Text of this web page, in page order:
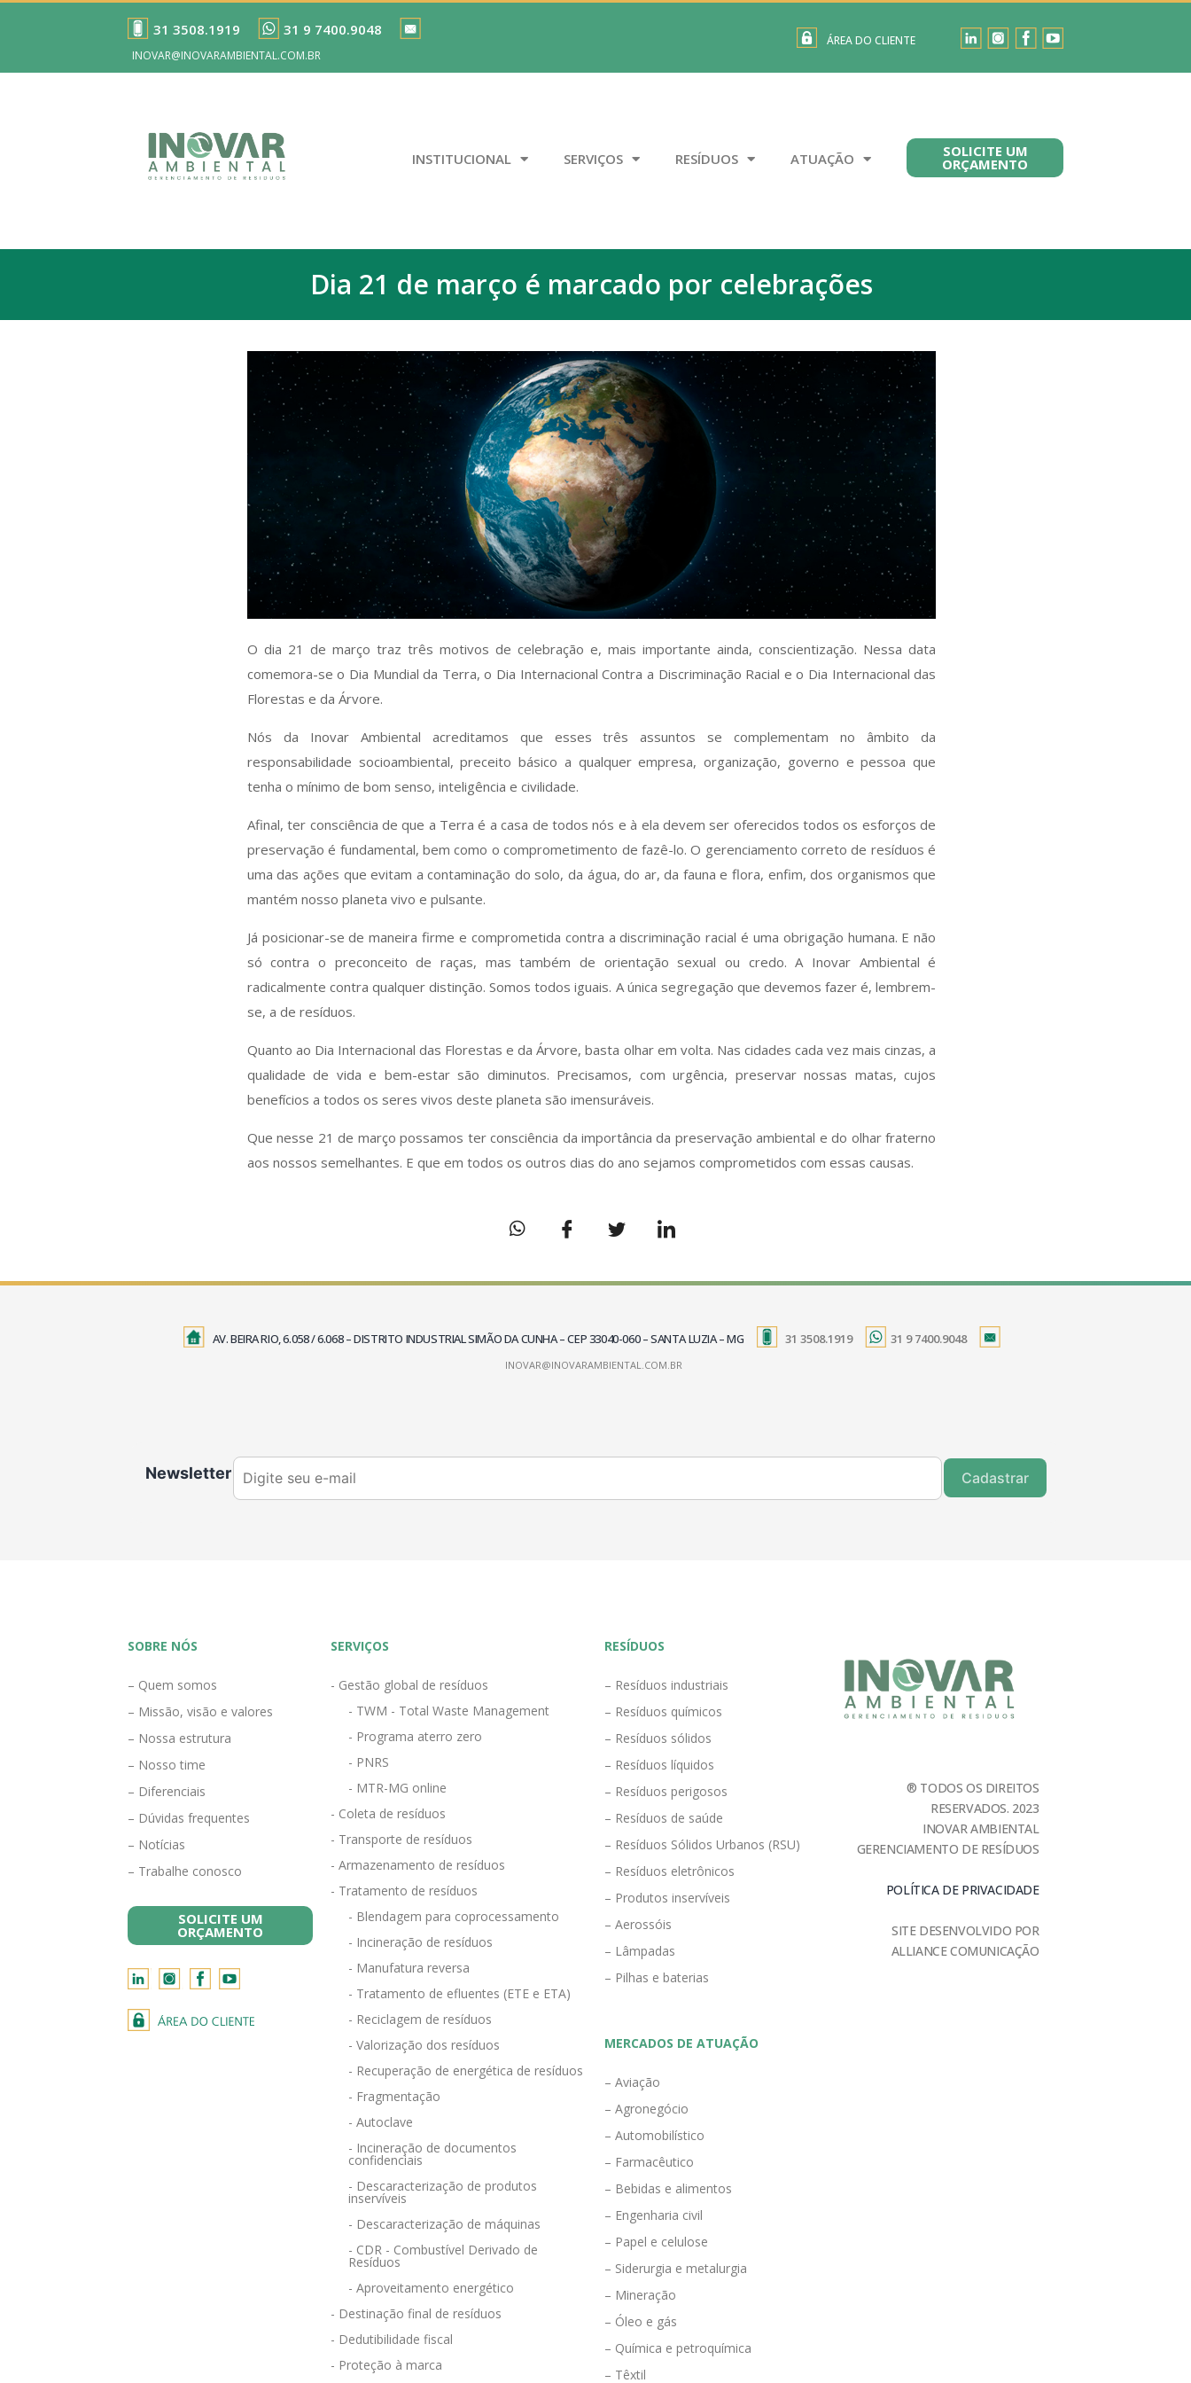
31 3508.1919 31 9 7400.9048
INOVAR@INOVARAMBIENTAL.COM.BR
ÁREA DO CLIENTE
INSTITUCIONAL SERVIÇOS RESÍDUOS ATUAÇÃO SOLICITE UM
ORÇAMENTO
Dia 21 de março é marcado por celebrações
O dia 21 de março traz três motivos de celebração e, mais importante ainda, conscientização. Nessa data
comemora-se o Dia Mundial da Terra, o Dia Internacional Contra a Discriminação Racial e o Dia Internacional das
Florestas e da Árvore.
Nós da Inovar Ambiental acreditamos que esses três assuntos se complementam no âmbito da
responsabilidade socioambiental, preceito básico a qualquer empresa, organização, governo e pessoa que
tenha o mínimo de bom senso, inteligência e civilidade.
Afinal, ter consciência de que a Terra é a casa de todos nós e à ela devem ser oferecidos todos os esforços de
preservação é fundamental, bem como o comprometimento de fazê-lo. O gerenciamento correto de resíduos é
uma das ações que evitam a contaminação do solo, da água, do ar, da fauna e flora, enfim, dos organismos que
mantém nosso planeta vivo e pulsante.
Já posicionar-se de maneira firme e comprometida contra a discriminação racial é uma obrigação humana. E não
só contra o preconceito de raças, mas também de orientação sexual ou credo. A Inovar Ambiental é
radicalmente contra qualquer distinção. Somos todos iguais. A única segregação que devemos fazer é, lembrem-
se, a de resíduos.
Quanto ao Dia Internacional das Florestas e da Árvore, basta olhar em volta. Nas cidades cada vez mais cinzas, a
qualidade de vida e bem-estar são diminutos. Precisamos, com urgência, preservar nossas matas, cujos
benefícios a todos os seres vivos deste planeta são imensuráveis.
Que nesse 21 de março possamos ter consciência da importância da preservação ambiental e do olhar fraterno
aos nossos semelhantes. E que em todos os outros dias do ano sejamos comprometidos com essas causas.
AV. BEIRA RIO, 6.058 / 6.068 – DISTRITO INDUSTRIAL SIMÃO DA CUNHA – CEP 33040-060 – SANTA LUZIA – MG 31 3508.1919 31 9 7400.9048
INOVAR@INOVARAMBIENTAL.COM.BR
Newsletter Cadastrar
SOBRE NÓS
– Quem somos
– Missão, visão e valores
– Nossa estrutura
– Nosso time
– Diferenciais
– Dúvidas frequentes
– Notícias
– Trabalhe conosco
SOLICITE UM
ORÇAMENTO
SERVIÇOS
- Gestão global de resíduos
- TWM - Total Waste Management
- Programa aterro zero
- PNRS
- MTR-MG online
- Coleta de resíduos
- Transporte de resíduos
- Armazenamento de resíduos
- Tratamento de resíduos
- Blendagem para coprocessamento
- Incineração de resíduos
- Manufatura reversa
- Tratamento de efluentes (ETE e ETA)
- Reciclagem de resíduos
- Valorização dos resíduos
- Recuperação de energética de resíduos
- Fragmentação
- Autoclave
- Incineração de documentos
confidenciais
- Descaracterização de produtos
inservíveis
- Descaracterização de máquinas
- CDR - Combustível Derivado de
Resíduos
- Aproveitamento energético
- Destinação final de resíduos
- Dedutibilidade fiscal
- Proteção à marca
RESÍDUOS
– Resíduos industriais
– Resíduos químicos
– Resíduos sólidos
– Resíduos líquidos
– Resíduos perigosos
– Resíduos de saúde
– Resíduos Sólidos Urbanos (RSU)
– Resíduos eletrônicos
– Produtos inservíveis
– Aerossóis
– Lâmpadas
– Pilhas e baterias
MERCADOS DE ATUAÇÃO
– Aviação
– Agronegócio
– Automobilístico
– Farmacêutico
– Bebidas e alimentos
– Engenharia civil
– Papel e celulose
– Siderurgia e metalurgia
– Mineração
– Óleo e gás
– Química e petroquímica
– Têxtil
® TODOS OS DIREITOS
RESERVADOS. 2023
INOVAR AMBIENTAL
GERENCIAMENTO DE RESÍDUOS
POLÍTICA DE PRIVACIDADE
SITE DESENVOLVIDO POR
ALLIANCE COMUNICAÇÃO